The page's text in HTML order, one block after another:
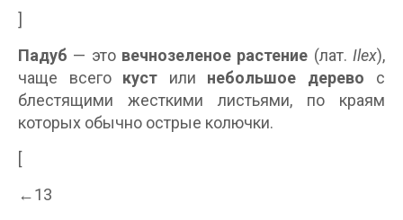
]
Падуб — это вечнозеленое растение (лат. Ilex),
чаще всего куст или небольшое дерево с
блестящими жесткими листьями, по краям
которых обычно острые колючки.
[
←13